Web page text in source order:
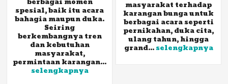
spesial, baik itu acara
bahagia maupun duka.
Seiring
berkembangnya tren
dan kebutuhan
masyarakat,
permintaan karangan...
selengkapnya
masyarakat terhadap
karangan bunga untuk
berbagai acara seperti
pernikahan, duka cita,
ulang tahun, hingga
grand...selengkapnya